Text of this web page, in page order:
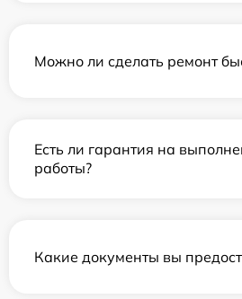
Можно ли сделать ремонт
Есть ли гарантия на
работы?
Какие документы вы